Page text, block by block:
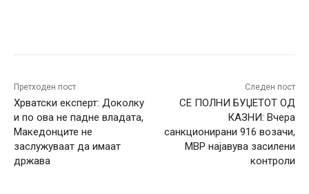
Претходен пост
Хрватски експерт: Доколку
и по ова не падне владата,
Македонците не
заслужуваат да имаат
држава
Следен пост
СЕ ПОЛНИ БУЏЕТОТ ОД
КАЗНИ: Вчера
санкционирани 916 возачи,
МВР најавува засилени
контроли